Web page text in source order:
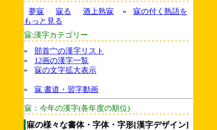
夢寐
寐る 酒上熟寐 »
寐の付く熟語を
もっと見る
寐:漢字カテゴリー
»
部首宀の漢字リスト
»
12画の漢字一覧
»
寐の文字拡大表示
» 寐 書道・習字動画
寐：今年の漢字(各年度の順位)
寐の様々な書体・字体・字形[漢字デザイン]